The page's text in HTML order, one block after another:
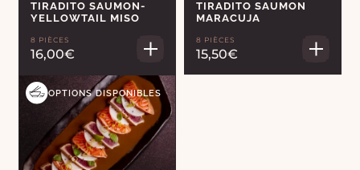
TIRADITO SAUMON-
YELLOWTAIL MISO
8 PIÈCES
16,00€
TIRADITO SAUMON
MARACUJA
8 PIÈCES
15,50€
OPTIONS DISPONIBLES